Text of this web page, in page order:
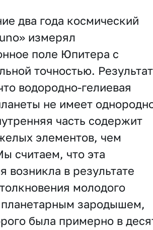
два года космический
измерял
поле Юпитера с
точностью.
водородно-гелиевая
не имеет
часть содержит
элементов, чем
считаем, что эта
возникла в результате
молодого
зародышем,
была примерно в